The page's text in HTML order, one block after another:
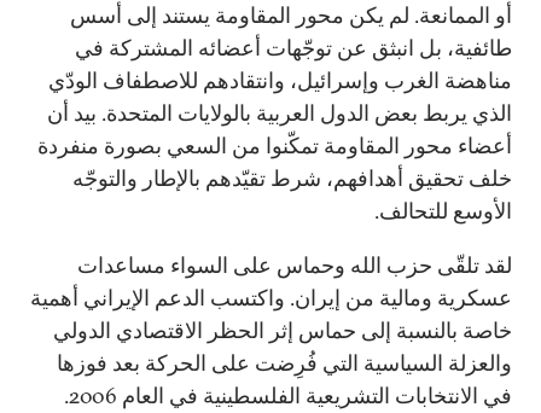
أو الممانعة. لم يكن محور المقاومة يستند إلى أسس
طائفية، بل انبثق عن توجّهات أعضائه المشتركة في
مناهضة الغرب وإسرائيل، وانتقادهم للاصطفاف الودّي
الذي يربط بعض الدول العربية بالولايات المتحدة. بيد أن
أعضاء محور المقاومة تمكّنوا من السعي بصورة منفردة
خلف تحقيق أهدافهم، شرط تقيّدهم بالإطار والتوجّه
الأوسع للتحالف.
لقد تلقّى حزب الله وحماس على السواء مساعدات
عسكرية ومالية من إيران. واكتسب الدعم الإيراني أهمية
خاصة بالنسبة إلى حماس إثر الحظر الاقتصادي الدولي
والعزلة السياسية التي فُرِضت على الحركة بعد فوزها
في الانتخابات التشريعية الفلسطينية في العام 2006.